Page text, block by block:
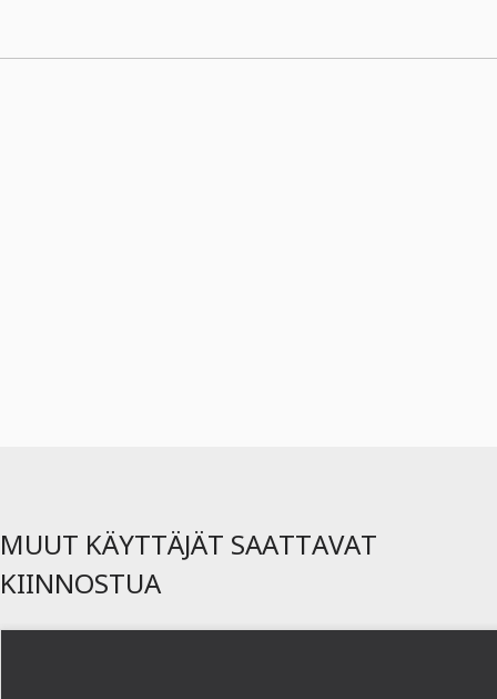
MUUT KÄYTTÄJÄT SAATTAVAT
KIINNOSTUA